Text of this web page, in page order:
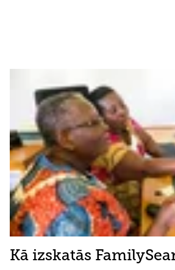
Kā izskatās